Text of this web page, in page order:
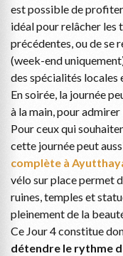
est possible de profiter
idéal pour relâcher les
précédentes, ou de se
(week-end
des spécialités locales
En soirée, la journée
à la main, pour
Pour ceux qui
cette journée peut
complète à
vélo sur place permet
ruines, temples et
pleinement de la
Ce Jour 4 constitue
détendre le rythme